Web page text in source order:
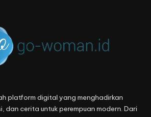
platform digital yang menghadirkan
dan cerita untuk perempuan modern. Dari